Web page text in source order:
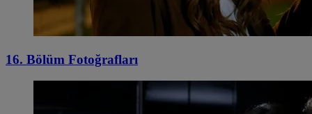
16. Bölüm Fotoğrafları